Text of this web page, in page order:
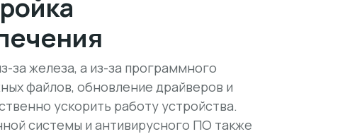
за железа, а из-за программного
файлов, обновление драйверов и
ускорить работу устройства.
системы и антивирусного ПО также